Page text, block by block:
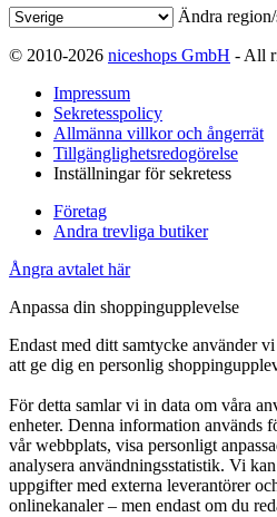
Ändra
© 2010-2026 niceshops GmbH - All
Impressum
Sekretesspolicy
Allmänna villkor och ångerrät
Tillgänglighetsredogörelse
Inställningar för sekretess
Företag
Andra trevliga butiker
Ångra avtalet här
Anpassa din shoppingupplevelse
Endast med ditt samtycke använder
att ge dig en personlig
För detta samlar vi in data om våra
enheter. Denna information används
vår webbplats, visa personligt
analysera användningsstatistik. Vi
uppgifter med externa leverantörer
onlinekanaler – men endast om du